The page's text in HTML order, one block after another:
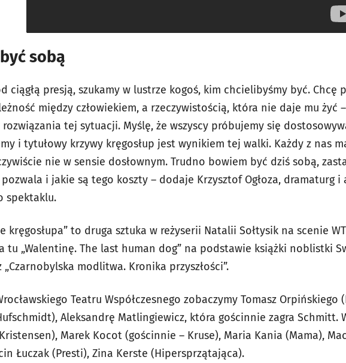
sobą
ciągłą presją, szukamy w lustrze kogoś, kim chcielibyśmy być. Chcę
między człowiekiem, a rzeczywistością, która nie daje mu żyć
tej sytuacji. Myślę, że wszyscy próbujemy się
i tytułowy krzywy kręgosłup jest wynikiem tej walki. Każdy z nas
nie w sensie dosłownym. Trudno bowiem być dziś sobą,
i jakie są tego koszty – dodaje Krzysztof Ogłoza, dramaturg
spektaklu.
kręgosłupa” to druga sztuka w reżyserii Natalii Sołtysik na scenie
tu „Walentinę. The last human dog” na podstawie książki noblistki
„Czarnobylska modlitwa. Kronika przyszłości”.
Teatru Współczesnego zobaczymy Tomasz Orpińskiego
Aleksandrę Matlingiewicz, która gościnnie zagra Schmitt.
Marek Kocot (gościnnie – Kruse), Maria Kania (Mama),
Łuczak (Presti), Zina Kerste (Hipersprzątająca).